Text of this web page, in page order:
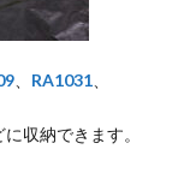
、 RA1031、
に収納できます。